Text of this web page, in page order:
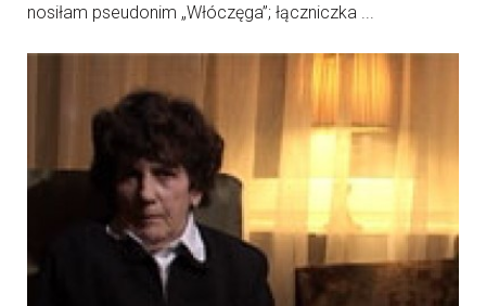
nosiłam pseudonim „Włóczęga”; łączniczka ...